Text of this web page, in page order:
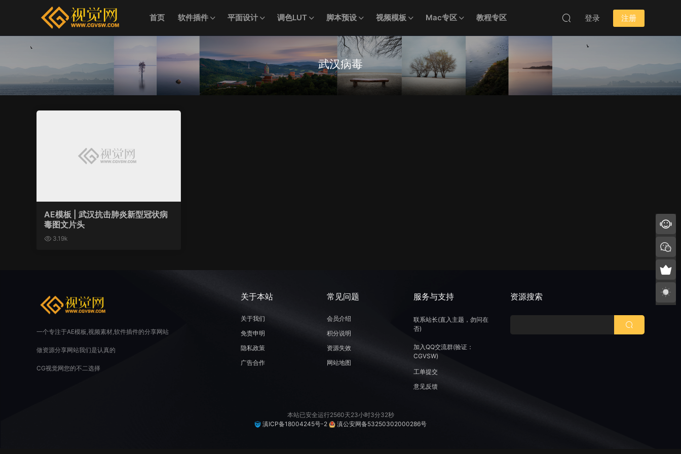
首页 软件插件 平面设计 调色LUT 脚本预设 视频模板 Mac专区 教程专区 登录 注册
武汉病毒
AE模板 | 武汉抗击肺炎新型冠状病
毒图文片头
3.19k
一个专注于AE模板,视频素材,软件插件的分享网站
做资源分享网站我们是认真的
CG视觉网您的不二选择
关于本站
关于我们
免责申明
隐私政策
广告合作
常见问题
会员介绍
积分说明
资源失效
网站地图
服务与支持
联系站长(直入主题，勿问在
否)
加入QQ交流群(验证：
CGVSW)
工单提交
意见反馈
资源搜索
本站已安全运行2560天23小时3分33秒
滇ICP备18004245号-2
滇公安网备53250302000286号